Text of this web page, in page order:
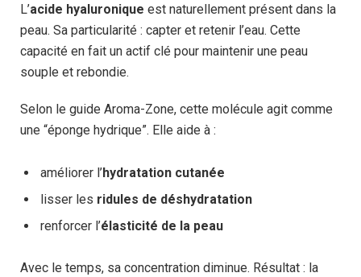
L’acide hyaluronique est naturellement présent dans la
peau. Sa particularité : capter et retenir l’eau. Cette
capacité en fait un actif clé pour maintenir une peau
souple et rebondie.
Selon le guide Aroma-Zone, cette molécule agit comme
une “éponge hydrique”. Elle aide à :
améliorer l’hydratation cutanée
lisser les ridules de déshydratation
renforcer l’élasticité de la peau
Avec le temps, sa concentration diminue. Résultat : la